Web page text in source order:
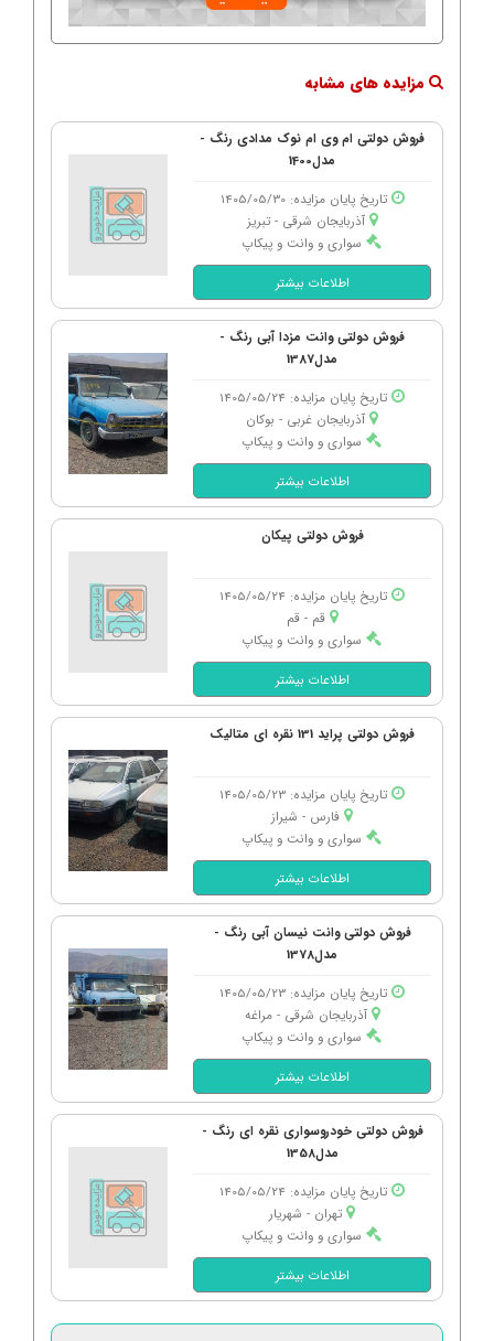
مزایده های مشابه
فروش دولتی ام وی ام نوک مدادی رنگ -
مدل1400
تاریخ پایان مزایده: 1405/05/30
آذربایجان شرقی - تبریز
سواری و وانت و پیکاپ
اطلاعات بیشتر
فروش دولتی وانت مزدا آبی رنگ -
مدل1387
تاریخ پایان مزایده: 1405/05/24
آذربایجان غربی - بوكان
سواری و وانت و پیکاپ
اطلاعات بیشتر
فروش دولتی پیکان
تاریخ پایان مزایده: 1405/05/24
قم - قم
سواری و وانت و پیکاپ
اطلاعات بیشتر
فروش دولتی پراید 131 نقره ای متالیک
تاریخ پایان مزایده: 1405/05/23
فارس - شیراز
سواری و وانت و پیکاپ
اطلاعات بیشتر
فروش دولتی وانت نیسان آبی رنگ -
مدل1378
تاریخ پایان مزایده: 1405/05/23
آذربایجان شرقی - مراغه
سواری و وانت و پیکاپ
اطلاعات بیشتر
فروش دولتی خودروسواری نقره ای رنگ -
مدل1358
تاریخ پایان مزایده: 1405/05/24
تهران - شهریار
سواری و وانت و پیکاپ
اطلاعات بیشتر